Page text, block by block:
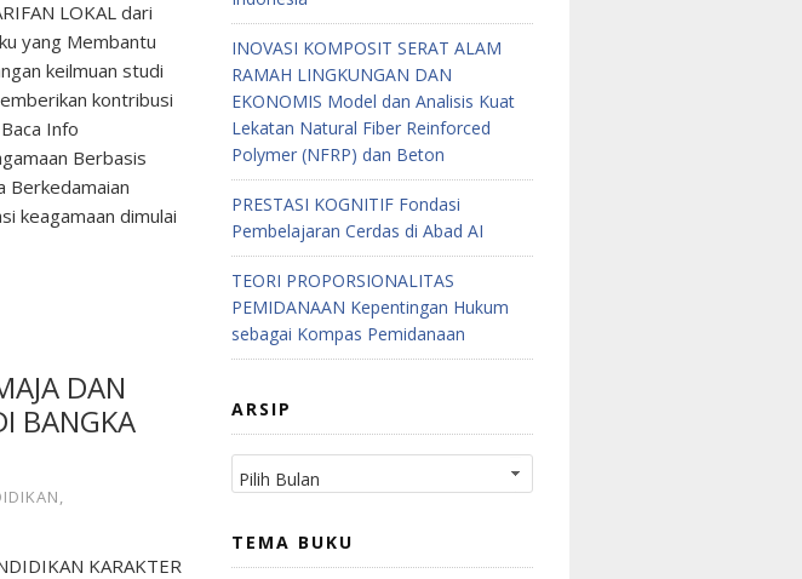
LOKAL dari
yang Membantu
keilmuan studi
kontribusi
Info
Berbasis
Berkedamaian
keagamaan dimulai
DAN
BANGKA
KARAKTER
INOVASI KOMPOSIT SERAT ALAM
RAMAH LINGKUNGAN DAN
EKONOMIS Model dan Analisis Kuat
Lekatan Natural Fiber Reinforced
Polymer (NFRP) dan Beton
PRESTASI KOGNITIF Fondasi
Pembelajaran Cerdas di Abad AI
TEORI PROPORSIONALITAS
PEMIDANAAN Kepentingan Hukum
sebagai Kompas Pemidanaan
ARSIP
TEMA BUKU